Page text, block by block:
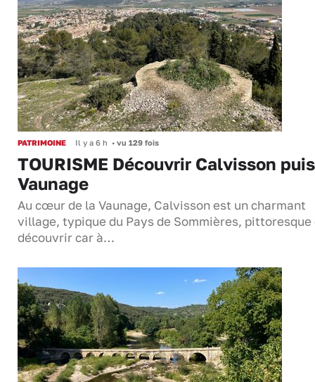
PATRIMOINE Il y a 6 h • vu 129 fois
TOURISME Découvrir Calvisson
Vaunage
Au cœur de la Vaunage, Calvisson est un charmant
village, typique du Pays de Sommières, pittoresque
découvrir car à…